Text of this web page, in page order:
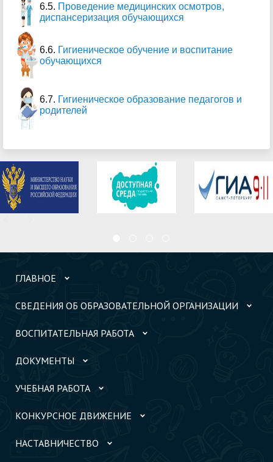
6.5. Проведение медицинских осмотров,
диспансеризация обучающихся
6.6. Гигиеническое обучение и воспитание
обучающихся
6.7. Гигиеническое образование педагогов и
родителей
ГЛАВНОЕ
СВЕДЕНИЯ ОБ ОБРАЗОВАТЕЛЬНОЙ ОРГАНИЗАЦИИ
ВОСПИТАТЕЛЬНАЯ РАБОТА
ДОКУМЕНТЫ
УЧЕБНАЯ РАБОТА
КОНКУРСНОЕ ДВИЖЕНИЕ
НАСТАВНИЧЕСТВО